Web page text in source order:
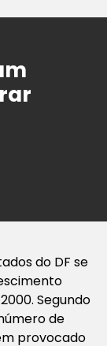
do DF se
Segundo
de
provocado